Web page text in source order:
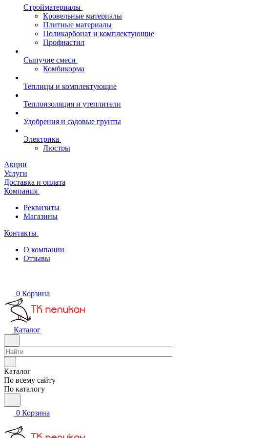
Стройматериалы
Кровельные материалы
Плитные материалы
Поликарбонат и комплектующие
Профнастил
Сыпучие смеси
Комбикорма
Теплицы и комплектующие
Теплоизоляция и утеплители
Удобрения и садовые грунты
Электрика
Люстры
Акции
Услуги
Доставка и оплата
Компания
Реквизиты
Магазины
Контакты
О компании
Отзывы
0 Корзина
Каталог
Каталог
По всему сайту
По каталогу
0 Корзина